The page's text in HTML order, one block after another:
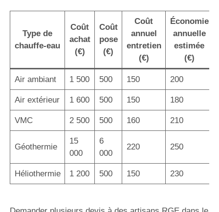
Type de
chauffe-eau
Coût
achat
(€)
Coût
pose
(€)
Coût
annuel
entretien
(€)
Économie
annuelle
estimée
(€)
Air ambiant 1 500 500 150 200
Air extérieur 1 600 500 150 180
VMC 2 500 500 160 210
Géothermie
15
000
6
000
220 250
Héliothermie 1 200 500 150 230